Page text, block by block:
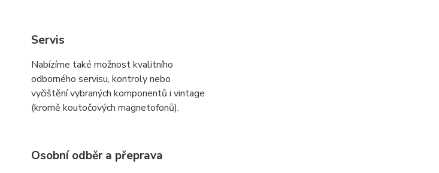
Servis
Nabízíme také možnost kvalitního
odborného servisu, kontroly nebo
vyčištění vybraných komponentů i vintage
(kromě koutočových magnetofonů).
Osobní odběr a přeprava